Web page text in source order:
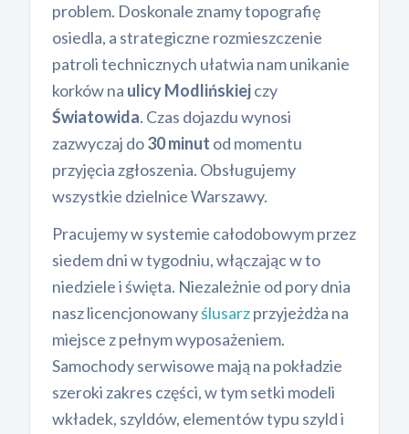
problem. Doskonale znamy topografię
osiedla, a strategiczne rozmieszczenie
patroli technicznych ułatwia nam unikanie
korków na ulicy Modlińskiejczy
Światowida. Czas dojazdu wynosi
zazwyczaj do30 minut od momentu
przyjęcia zgłoszenia. Obsługujemy
wszystkie dzielnice Warszawy.
Pracujemy w systemie całodobowym przez
siedem dni w tygodniu, włączając w to
niedziele i święta. Niezależnie od pory dnia
nasz licencjonowanyślusarzprzyjeżdża na
miejsce z pełnym wyposażeniem.
Samochody serwisowe mają na pokładzie
szeroki zakres części, w tym setki modeli
wkładek, szyldów, elementów typu szyld i